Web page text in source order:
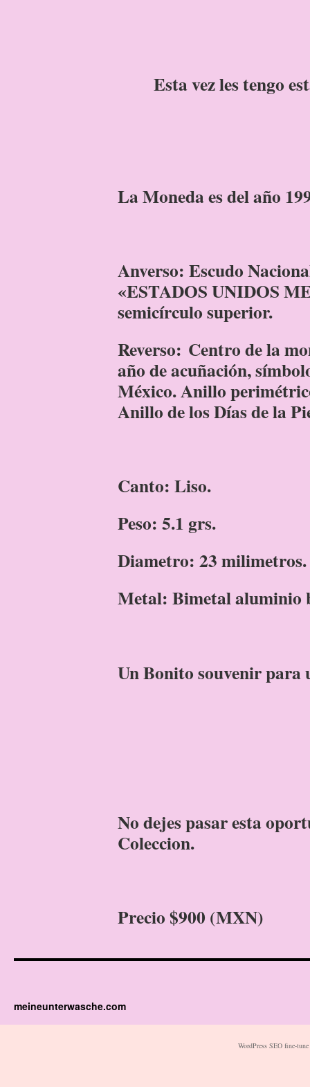
Esta vez les tengo
La Moneda es del año
Anverso: Escudo
«ESTADOS UNIDOS
semicírculo superior.
Reverso: Centro de la
año de acuñación,
México. Anillo
Anillo de los Días de la
Canto: Liso.
Peso: 5.1 grs.
Diametro: 23 milimetros.
Metal: Bimetal aluminio
Un Bonito souvenir para
No dejes pasar esta
Coleccion.
Precio $900 (MXN)
meineunterwasche.com
WordPress SEO fine-